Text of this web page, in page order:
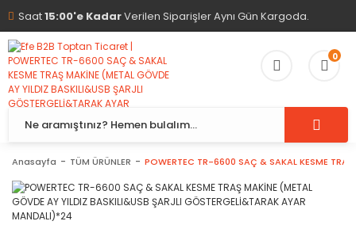
Saat15:00'e KadarVerilen Siparişler Aynı Gün Kargoda.
0
Anasayfa TÜM ÜRÜNLER POWERTEC TR-6600 SAÇ & SAKAL KESME